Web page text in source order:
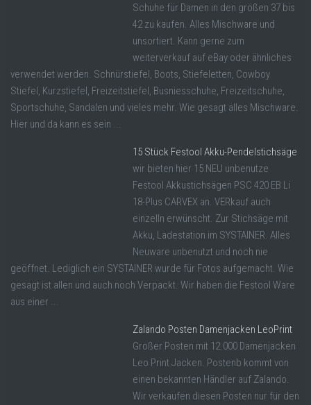
Schuhe für Damen in den größen 37 bis
42 zu kaufen. Alles Mischware und
unsortiert. Kann gerne zum
weiterverkauf auf eBay oder ähnliches
verwendet werden. Schnürstiefel, Boots, Stiefeletten, Cowboy
Stiefel, Kurzstiefel, Freizeitstiefel, Busniesschuhe, Freizeitschuhe,
Sportschuhe, Sandalen und vieles mehr. Wie gesagt alles Mischware.
Hier und da kann es sein ...
15 Stück Festool Akku-Pendelstichsäge
wir bieten hier 15 NEU unbenutze
Festool Akkustichsägen PSC 420 EB Li
18-Plus CARVEX an. VERkauf auch
einzelln erwünscht. Zur Stichsäge mit
Akku, Ladestation im SYSTAINER. Alles
Neuware unbenutzt und noch nie
geöffnet. Lediglich ein SYSTAINER wurde für Fotos aufgemacht. Wie
gesagt ist allen und auch noch Verpackt. Wir haben die Festool Ware
aus einer ...
Zalando Posten Damenjacken LeoPrint
Großer Posten mit 12.000 Damenjacken
Leo Print Jacken. Postenb kommt von
einen bekannten Händler auf Zalando.
Wir verkaufen diesen Posten nur für den